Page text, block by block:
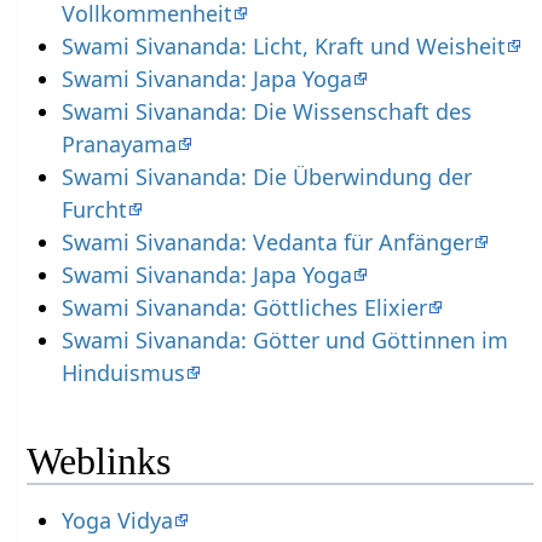
Vollkommenheit
Swami Sivananda: Licht, Kraft und Weisheit
Swami Sivananda: Japa Yoga
Swami Sivananda: Die Wissenschaft des
Pranayama
Swami Sivananda: Die Überwindung der
Furcht
Swami Sivananda: Vedanta für Anfänger
Swami Sivananda: Japa Yoga
Swami Sivananda: Göttliches Elixier
Swami Sivananda: Götter und Göttinnen im
Hinduismus
Weblinks
Yoga Vidya